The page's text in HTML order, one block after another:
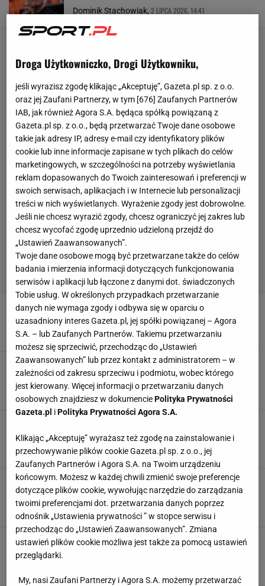
Dominik Stachowiak, 2 LIPCA 2026, 14:41
Ważne wieści dla Szczęsnego. "Już negocjują"
Norbert Amlicki,29 CZERWCA 2026, 10:55
Ter Stegen krok od odejścia z Barcelony! Trafi
do innego giganta
Bartosz Królikowski, 25 CZERWCA 2026, 19:00
chce go w nowym klubie
Bartosz Królikowski,12 CZERWCA 2026, 11:32
84. minuta meczu z Ajaksem. Jakub Moder
podchodzi do rzutu karnego
Mateusz Gaweł, 22 MARCA 2026, 17:37
Tak Ajax stał się europejskim pośmiewiskiem.
Droga Użytkowniczko, Drogi Użytkowniku,
jeśli wyrazisz zgodę klikając „Akceptuję”, Gazeta.pl sp. z o.o.
oraz jej Zaufani Partnerzy, w tym [676] Zaufanych Partnerów
IAB, jak również Agora S.A. będąca spółką powiązaną z
Gazeta.pl sp. z o.o., będą przetwarzać Twoje dane osobowe
takie jak adresy IP, adresy e-mail czy identyfikatory plików
cookie lub inne informacje zapisane w tych plikach do celów
marketingowych, w szczególności na potrzeby wyświetlania
reklam dopasowanych do Twoich zainteresowań i preferencji w
swoich serwisach, aplikacjach i w Internecie lub personalizacji
treści w nich wyświetlanych. Wyrażenie zgody jest dobrowolne.
Jeśli nie chcesz wyrazić zgody, chcesz ograniczyć jej zakres lub
chcesz wycofać zgodę uprzednio udzieloną przejdź do
„Ustawień Zaawansowanych”.
Twoje dane osobowe mogą być przetwarzane także do celów
badania i mierzenia informacji dotyczących funkcjonowania
serwisów i aplikacji lub łączone z danymi dot. świadczonych
Tobie usług. W określonych przypadkach przetwarzanie
danych nie wymaga zgody i odbywa się w oparciu o
uzasadniony interes Gazeta.pl, jej spółki powiązanej – Agora
S.A. – lub Zaufanych Partnerów. Takiemu przetwarzaniu
możesz się sprzeciwić, przechodząc do „Ustawień
Zaawansowanych” lub przez kontakt z administratorem – w
zależności od zakresu sprzeciwu i podmiotu, wobec którego
jest kierowany. Więcej informacji o przetwarzaniu danych
osobowych znajdziesz w dokumenciePolityka Prywatności
Gazeta.pl iPolityka Prywatności Agora S.A.
Klikając „Akceptuję” wyrażasz też zgodę na zainstalowanie i
przechowywanie plików cookie Gazeta.pl sp. z o.o., jej
Zaufanych Partnerów i Agora S.A. na Twoim urządzeniu
końcowym. Możesz w każdej chwili zmienić swoje preferencje
dotyczące plików cookie, wywołując narzędzie do zarządzania
twoimi preferencjami dot. przetwarzania danych poprzez
odnośnik „Ustawienia prywatności ” w stopce serwisu i
przechodząc do „Ustawień Zaawansowanych”. Zmiana
ustawień plików cookie możliwa jest także za pomocą ustawień
przeglądarki.
My, nasi Zaufani Partnerzy i Agora S.A. możemy przetwarzać